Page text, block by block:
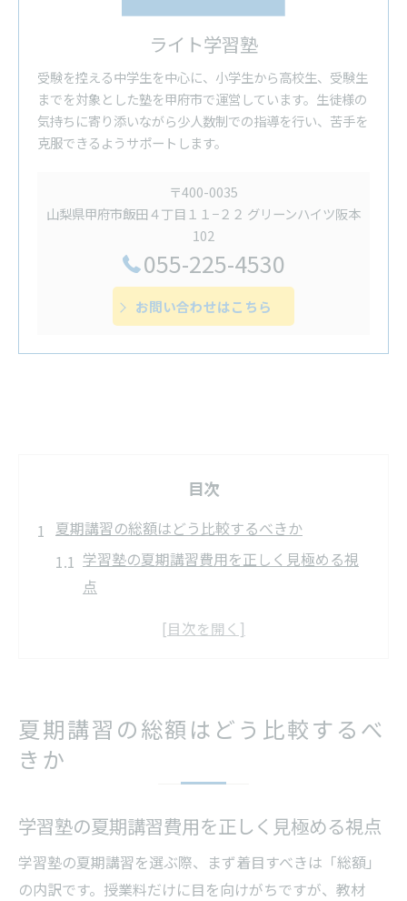
ライト学習塾
受験を控える中学生を中心に、小学生から高校生、受験生
までを対象とした塾を甲府市で運営しています。生徒様の
気持ちに寄り添いながら少人数制での指導を行い、苦手を
克服できるようサポートします。
〒400-0035
山梨県甲府市飯田４丁目１１−２２ グリーンハイツ阪本
102
055-225-4530
お問い合わせはこちら
目次
夏期講習の総額はどう比較するべきか
学習塾の夏期講習費用を正しく見極める視
点
総額比較で分かる学習塾のコスト構成の違
高校生の学習塾夏期講習費用の傾向と対策
学習塾選びで失敗しないための視点
学習塾選びで見落としがちな重要ポイント
入ってはいけない学習塾の特徴を理解する
夏期講習の総額はどう比較するべ
きか
学習塾の夏期講習費用を正しく見極める視点
学習塾の夏期講習を選ぶ際、まず着目すべきは「総額」
の内訳です。授業料だけに目を向けがちですが、教材